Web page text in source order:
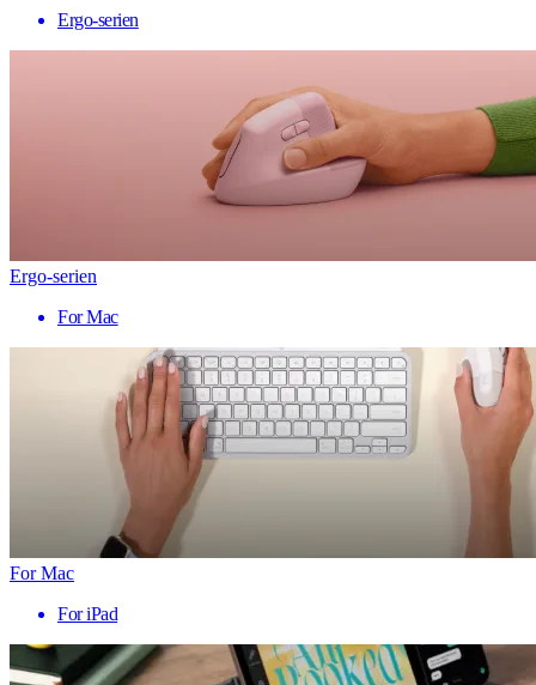
Ergo-serien
Ergo-serien
For Mac
For Mac
For iPad